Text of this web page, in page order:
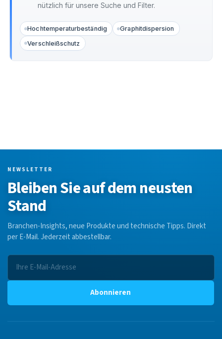
nützlich für unsere Suche und Filter.
Hochtemperaturbeständig
Graphitdispersion
Verschleißschutz
NEWSLETTER
Bleiben Sie auf dem neusten
Stand
Branchen-Insights, neue Produkte und technische Tipps. Direkt
per E-Mail. Jederzeit abbestellbar.
Abonnieren